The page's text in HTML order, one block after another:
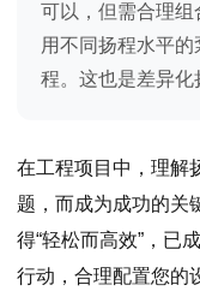
可以，但需合理组
用不同扬程水平
程。这也是差异化
在工程项目中，理解
题，而成为成功的关
得“轻松而高效”，已
行动，合理配置您的